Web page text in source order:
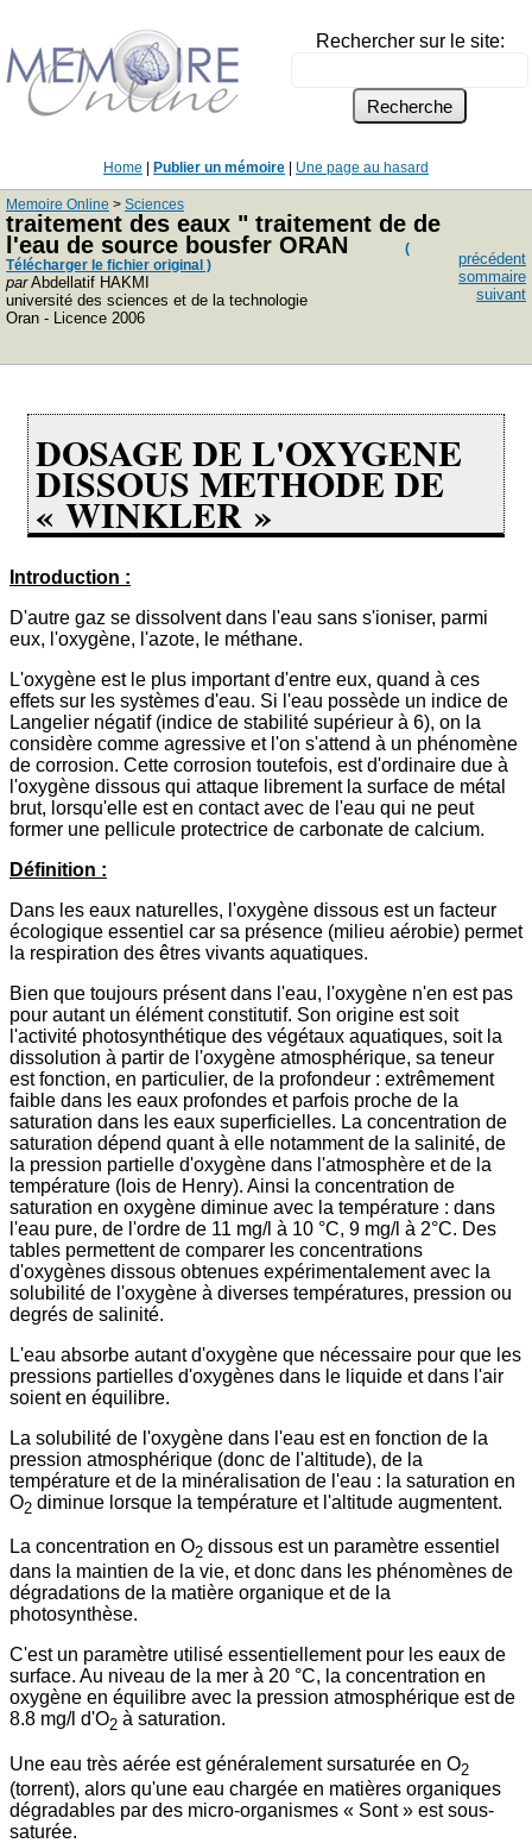
Rechercher sur le site:
Home Publier un mémoire Une page au hasard
Memoire Online > Sciences
traitement des eaux " traitement de de
l'eau de source bousfer ORAN
(
Télécharger le fichier original )
parAbdellatif HAKMI
université des sciences et de la technologie
Oran - Licence 2006
précédent
sommaire
suivant
DOSAGE DE L'OXYGENE
DISSOUSMETHODE DE
« WINKLER »
Introduction :
D'autre gaz se dissolvent dans l'eau sans s'ioniser, parmi
eux, l'oxygène, l'azote, le méthane.
L'oxygène est le plus important d'entre eux, quand à ces
effets sur les systèmes d'eau. Si l'eau possède un indice de
Langelier négatif (indice de stabilité supérieur à 6), on la
considère comme agressive et l'on s'attend à un phénomène
de corrosion. Cette corrosion toutefois, est d'ordinaire due à
l'oxygène dissous qui attaque librement la surface de métal
brut, lorsqu'elle est en contact avec de l'eau qui ne peut
former une pellicule protectrice de carbonate de calcium.
Définition :
Dans les eaux naturelles, l'oxygène dissous est un facteur
écologique essentiel car sa présence (milieu aérobie) permet
la respiration des êtres vivants aquatiques.
Bien que toujours présent dans l'eau, l'oxygène n'en est pas
pour autant un élément constitutif. Son origine est soit
l'activité photosynthétique des végétaux aquatiques, soit la
dissolution à partir de l'oxygène atmosphérique, sa teneur
est fonction, en particulier, de la profondeur : extrêmement
faible dans les eaux profondes et parfois proche de la
saturation dans les eaux superficielles. La concentration de
saturation dépend quant à elle notamment de la salinité, de
la pression partielle d'oxygène dans l'atmosphère et de la
température (lois de Henry). Ainsi la concentration de
saturation en oxygène diminue avec la température : dans
l'eau pure, de l'ordre de 11 mg/l à 10 °C, 9 mg/l à 2°C. Des
tables permettent de comparer les concentrations
d'oxygènes dissous obtenues expérimentalement avec la
solubilité de l'oxygène à diverses températures, pression ou
degrés de salinité.
L'eau absorbe autant d'oxygène que nécessaire pour que les
pressions partielles d'oxygènes dans le liquide et dans l'air
soient en équilibre.
La solubilité de l'oxygène dans l'eau est en fonction de la
pression atmosphérique (donc de l'altitude), de la
température et de la minéralisation de l'eau : la saturation en
O2 diminue lorsque la température et l'altitude augmentent.
La concentration en O2 dissous est un paramètre essentiel
dans la maintien de la vie, et donc dans les phénomènes de
dégradations de la matière organique et de la
photosynthèse.
C'est un paramètre utilisé essentiellement pour les eaux de
surface. Au niveau de la mer à 20 °C, la concentration en
oxygène en équilibre avec la pression atmosphérique est de
8.8 mg/l d'O2 à saturation.
Une eau très aérée est généralement sursaturée en O2
(torrent), alors qu'une eau chargée en matières organiques
dégradables par des micro-organismes « Sont » est sous-
saturée.